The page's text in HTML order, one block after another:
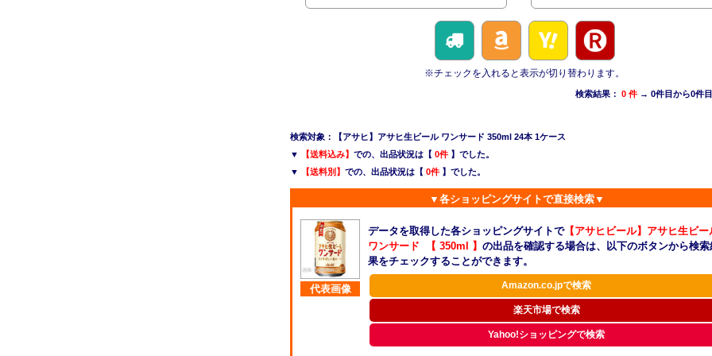
※チェックを入れると表示が切り替わります。
検索結果： 0 件 → 0件目から0件
検索対象：【アサヒ】アサヒ生ビール ワンサード 350ml 24本 1ケース
▼
【送料込み】 での、出品状況は【 0件 】でした。
▼
【送料別】 での、出品状況は【 0件 】でした。
▼各ショッピングサイトで直接検索▼
代表画像
データを取得した各ショッピングサイトで【アサヒビール】アサヒ生ビー
ワンサード 【 350ml 】 の出品を確認する場合は、以下のボタンから検索
果をチェックすることができます。
Amazon.co.jpで検索
楽天市場で検索
Yahoo!ショッピングで検索